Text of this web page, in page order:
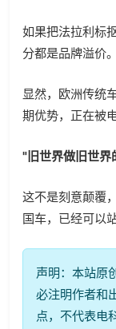
如果把法拉利标
分都是品牌溢价。
显然，欧洲传统
期优势，正在被
"旧世界做旧世界
这不是刻意颠覆
国车，已经可以
声明：本站原
必注明作者和
点，不代表电